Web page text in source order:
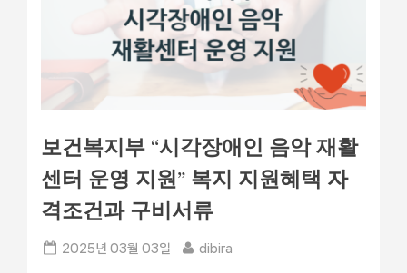
보건복지부 “시각장애인 음악 재활
센터 운영 지원” 복지 지원혜택 자
격조건과 구비서류
Posted
2025년 03월 03일 By
dibira